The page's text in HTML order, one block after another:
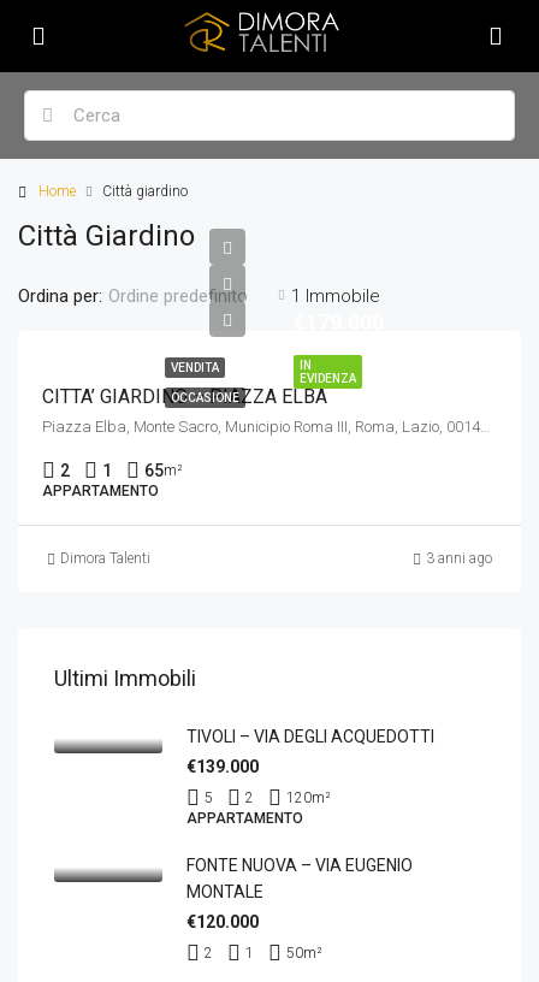
Home Città giardino
Città Giardino
1 Immobile
Ordina per: Ordine predefinito
IN
EVIDENZA
VENDITA
OCCASIONE
CITTA’ GIARDINO – PIAZZA ELBA
Piazza Elba, Monte Sacro, Municipio Roma III, Roma, Lazio, 00141, Italia
2 1 65m²
APPARTAMENTO
Dimora Talenti 3 anni ago
Ultimi Immobili
TIVOLI – VIA DEGLI ACQUEDOTTI
€139.000
5 2 120m²
APPARTAMENTO
FONTE NUOVA – VIA EUGENIO
MONTALE
€120.000
2 1 50m²